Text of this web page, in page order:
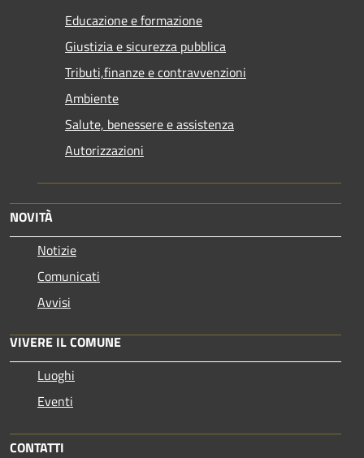
Educazione e formazione
Giustizia e sicurezza pubblica
Tributi,finanze e contravvenzioni
Ambiente
Salute, benessere e assistenza
Autorizzazioni
NOVITÀ
Notizie
Comunicati
Avvisi
VIVERE IL COMUNE
Luoghi
Eventi
CONTATTI